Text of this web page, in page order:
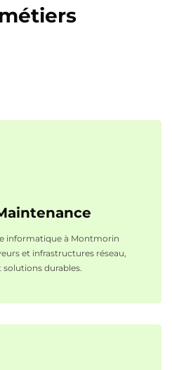
informatique à Montmorin
et infrastructures réseau,
durables.